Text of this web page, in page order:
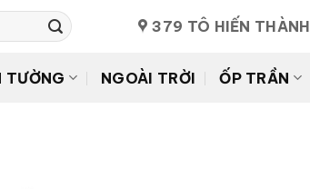
379 TÔ HIẾN
TƯỜNG NGOÀI TRỜI ỐP TRẦN